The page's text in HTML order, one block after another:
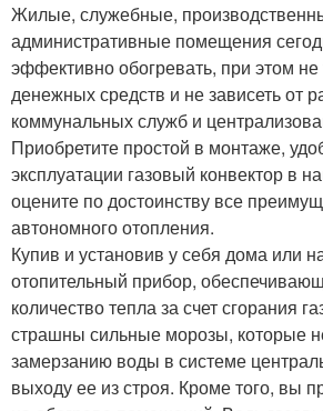
Жилые, служебные,
административные помещения
эффективно обогревать, при этом
денежных средств и не зависеть от
коммунальных служб и
Приобретите простой в монтаже,
эксплуатации газовый конвектор в
оцените по достоинству все
автономного отопления.
Купив и установив у себя дома или
отопительный прибор,
количество тепла за счет сгорания
страшны сильные морозы, которые
замерзанию воды в системе
выходу ее из строя. Кроме того, вы